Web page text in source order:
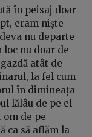
în peisaj doar
eram niște
nu departe
loc nu doar de
atât de
la fel cum
în dimineața
lălâu de pe el
de pe
ca să aflăm la